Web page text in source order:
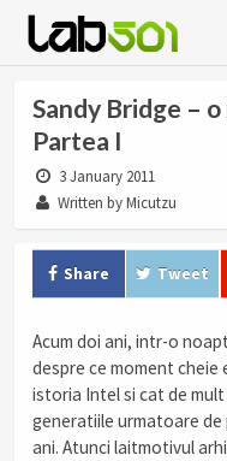
Sandy Bridge –
Partea I
3 January 2011
Written by Micutzu
Share Tweet
Acum doi ani, intr-o
despre ce moment cheie
istoria Intel si cat de
generatiile urmatoare de
ani. Atunci laitmotivul